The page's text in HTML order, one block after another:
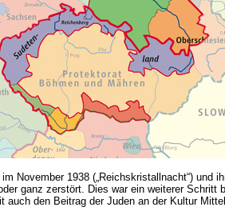
November 1938 („Reichskristallnacht“) und
ganz zerstört. Dies war ein weiterer Schritt
auch den Beitrag der Juden an der Kultur